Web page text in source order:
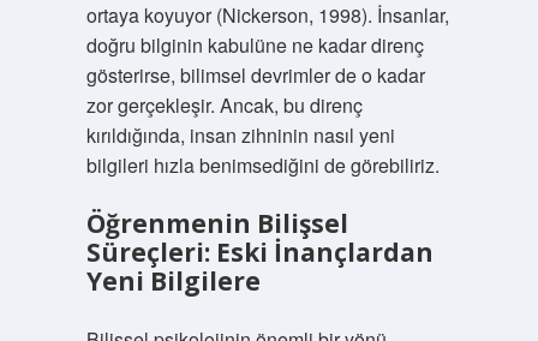
ortaya koyuyor (Nickerson, 1998). İnsanlar,
doğru bilginin kabulüne ne kadar direnç
gösterirse, bilimsel devrimler de o kadar
zor gerçekleşir. Ancak, bu direnç
kırıldığında, insan zihninin nasıl yeni
bilgileri hızla benimsediğini de görebiliriz.
Öğrenmenin Bilişsel
Süreçleri: Eski İnançlardan
Yeni Bilgilere